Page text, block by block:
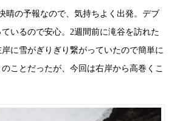
晴の予報なので、気持ちよく出発。デブ
いるので安心。2週間前に滝谷を訪れた
に雪がぎりぎり繋がっていたので簡単に
ことだったが、今回は右岸から高巻くこ